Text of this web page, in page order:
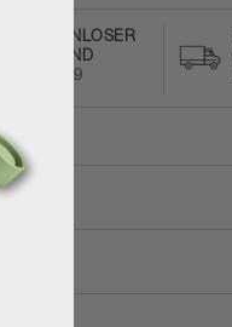
KOSTENLOSER
VERSAND
über €59